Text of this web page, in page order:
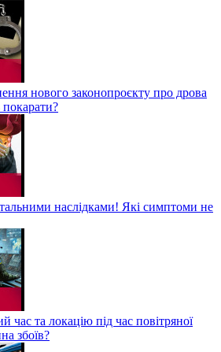
нового законопроєкту про дрова
наслідками! Які симптоми не
час та локацію під час повітряної
збоїв?